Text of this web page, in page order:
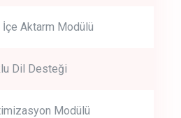
Aktarm Modülü
Dil Desteği
Modülü